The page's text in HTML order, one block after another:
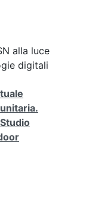
alla luce
digitali